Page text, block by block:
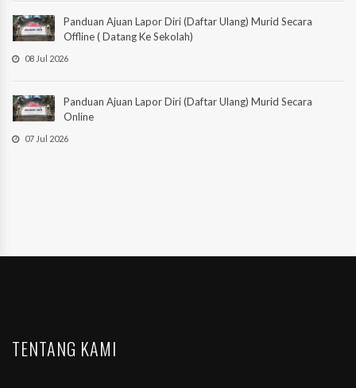
Panduan Ajuan Lapor Diri (Daftar Ulang) Murid Secara
Offline ( Datang Ke Sekolah)
08 Jul 2026
Panduan Ajuan Lapor Diri (Daftar Ulang) Murid Secara
Online
07 Jul 2026
TENTANG KAMI